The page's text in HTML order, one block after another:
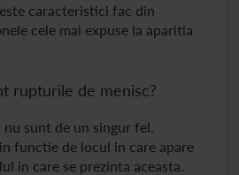
caracteristici fac din
cele mai expuse la aparitia
rupturile de menisc?
sunt de un singur fel.
functie de locul in care apare
in care se prezinta aceasta.